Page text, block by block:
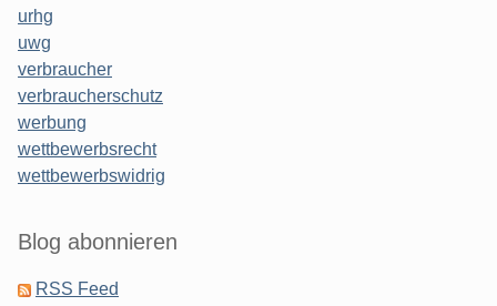
urhg
uwg
verbraucher
verbraucherschutz
werbung
wettbewerbsrecht
wettbewerbswidrig
Blog abonnieren
RSS Feed